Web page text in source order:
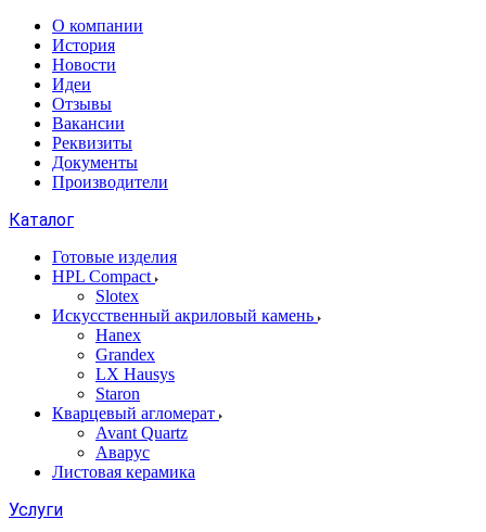
О компании
История
Новости
Идеи
Отзывы
Вакансии
Реквизиты
Документы
Производители
Каталог
Готовые изделия
HPL Compact
Slotex
Искусственный акриловый камень
Hanex
Grandex
LX Hausys
Staron
Кварцевый агломерат
Avant Quartz
Аварус
Листовая керамика
Услуги